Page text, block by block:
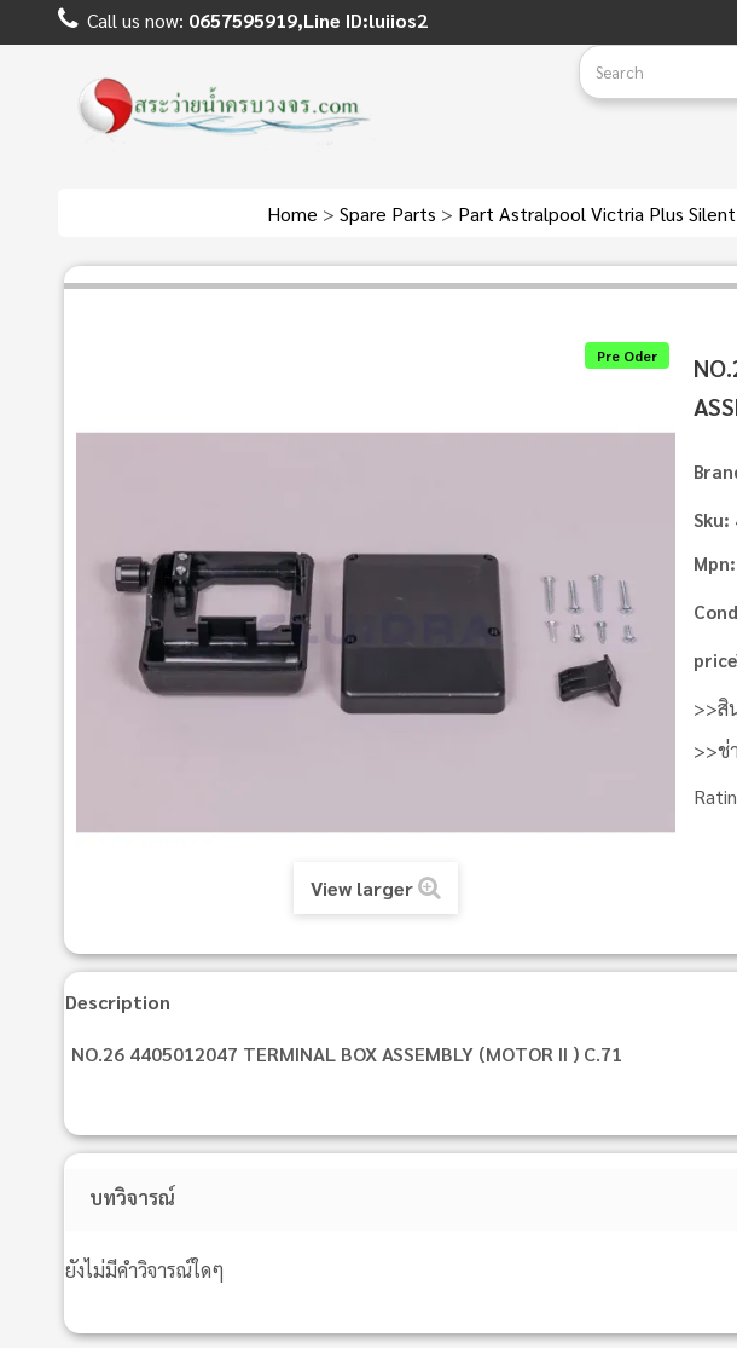
Call us now: 0657595919,Line ID:luiios2
Home > Spare Parts > Part Astralpool Victria Plus
Pre Oder
View larger
Sku:
Mpn:
>>สิ
>>ช่
Description
NO.26 4405012047 TERMINAL BOX ASSEMBLY (MOTOR II ) C.71
บทวิจารณ์
ยังไม่มีคำวิจารณ์ใดๆ